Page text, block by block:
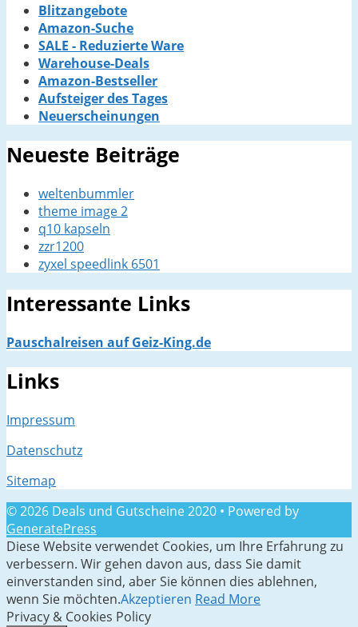
Blitzangebote
Amazon-Suche
SALE - Reduzierte Ware
Warehouse-Deals
Amazon-Bestseller
Aufsteiger des Tages
Neuerscheinungen
Neueste Beiträge
weltenbummler
theme image 2
q10 kapseln
zzr1200
zyxel speedlink 6501
Interessante Links
Pauschalreisen auf Geiz-King.de
Links
Impressum
Datenschutz
Sitemap
© 2026 Deals und Gutscheine 2020 • Powered by
GeneratePress
Diese Website verwendet Cookies, um Ihre Erfahrung zu
verbessern. Wir gehen davon aus, dass Sie damit
einverstanden sind, aber Sie können dies ablehnen,
wenn Sie möchten.Akzeptieren Read More
Privacy & Cookies Policy